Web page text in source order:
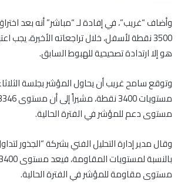
وأضاف “غريب”، في إفادة لـ “مباشر” أنه بعد
3500 نقطة لأسفل، خلال تراجعاته الأخيرة، يجب
هو إلا ارتدادة تصحيحية للهبوط السابق.
وتوقع سامح غريب أن يحاول المؤشر بجلسة
مستوى دعم للمؤشر في الفترة الحالية.
وقال مدير إدارة التحليل الفني بشركة “الجذور
مستوى مقاومة للمؤشر في الفترة الحالية.